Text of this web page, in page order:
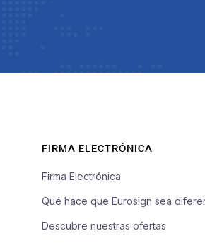
FIRMA ELECTRÓNICA
Firma Electrónica
Qué hace que Eurosign sea
Descubre nuestras ofertas